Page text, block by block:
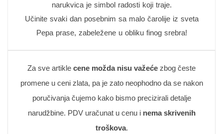
narukvica je simbol radosti koji traje.
Učinite svaki dan posebnim sa malo čarolije iz sveta
Pepa prase, zabeležene u obliku finog srebra!
Za sve artikle cene možda nisu važeće zbog česte
promene u ceni zlata, pa je zato neophodno da se nakon
poručivanja čujemo kako bismo precizirali detalje
narudžbine. PDV uračunat u cenu i nema skrivenih
troškova.